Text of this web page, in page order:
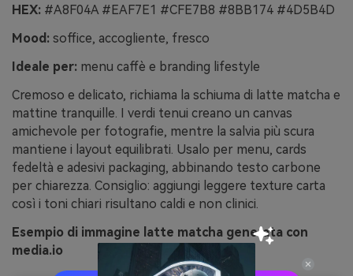
HEX: #A8F04A #EAF7E1 #CFE7B8 #8BB174 #4D5B4D
Mood: soffice, accogliente, fresco
Ideale per: menu caffè e branding lifestyle
Cremoso e delicato, richiama la schiuma di latte matcha e
mattine tranquille. I verdi tenui creano un canvas
amichevole per fotografie, mentre la salvia più scura
mantiene i layout equilibrati. Usalo per menu, cards
fedeltà e adesivi packaging, abbinando testo carbone
per chiarezza. Consiglio: aggiungi leggere texture carta
così i toni chiari risultano caldi e non clinici.
Esempio di immagine latte matcha generata con
media.io